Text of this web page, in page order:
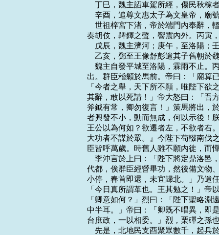
丁巳，魏主詔車駕所經，傷民秋稼
辛酉，追尊文惠太子為文皇帝，廟
世祖梓宮下渚，帝於端門內奉辭
奏胡伎，鞞鐸之聲，響震內外。丙寅
戊辰，魏主濟河；庚午，至洛陽
乙亥，鄧至王像舒彭遣其子舊朝
魏主自發平城至洛陽，霖雨不止
出。群臣稽顙於馬前。帝曰：「廟算
「今者之舉，天下所不願，唯陛下欲
其辭，敢以死請！」帝大怒曰：「吾
斧鉞有常，卿勿復言！」策馬將出，
者興發不小，動而無成，何以示後！
王公以為何如？欲遷者左，不欲者右
大功者不謀於眾。』今陛下苟輟南伐
臣皆呼萬歲。時舊人雖不願內徙，而
李沖言於上曰：「陛下將定鼎洛
代都，俟群臣經營畢功，然後備文物
小停，春首即還，未宜歸北。」乃遣
「今日真所謂革也。王其勉之！」帝
「卿意如何？」烈曰：「陛下聖略淵
中半耳。」帝曰：「卿既不唱異，即
台庶政，一以相委。」烈，栗磾之孫
先是，北地民支酉聚眾數千，起